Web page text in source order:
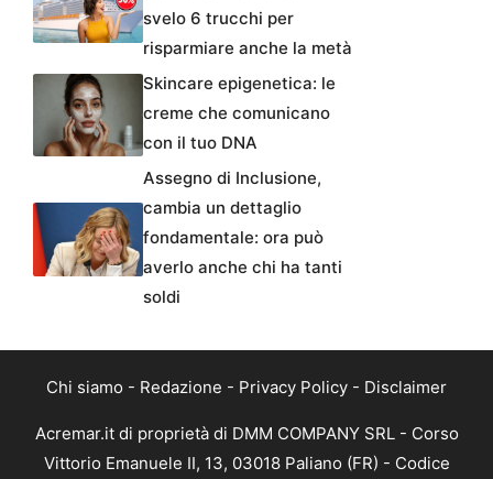
svelo 6 trucchi per
risparmiare anche la metà
Skincare epigenetica: le
creme che comunicano
con il tuo DNA
Assegno di Inclusione,
cambia un dettaglio
fondamentale: ora può
averlo anche chi ha tanti
soldi
Chi siamo - Redazione - Privacy Policy - Disclaimer
Acremar.it di proprietà di DMM COMPANY SRL - Corso
Vittorio Emanuele II, 13, 03018 Paliano (FR) - Codice